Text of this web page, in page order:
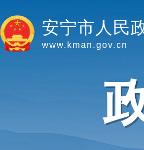
安宁市人民
www.kman.gov.cn